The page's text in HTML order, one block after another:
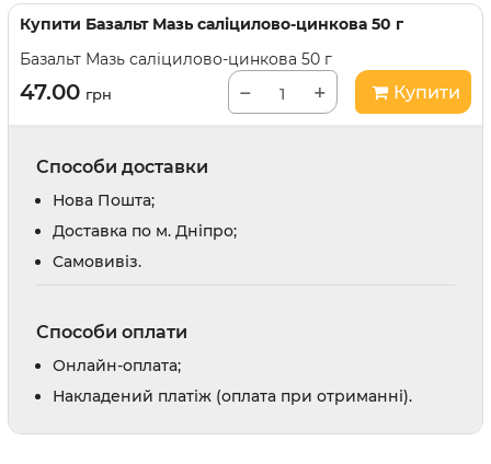
Купити Базальт Мазь саліцилово-цинкова 50 г
Базальт Мазь саліцилово-цинкова 50 г
47.00 грн − + Купити
Способи доставки
Нова Пошта;
Доставка по м. Дніпро;
Cамовивіз.
Способи оплати
Онлайн-оплата;
Накладений платіж (оплата при отриманні).